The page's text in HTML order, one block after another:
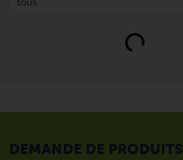
Loading...
DEMANDE DE PRODUITS